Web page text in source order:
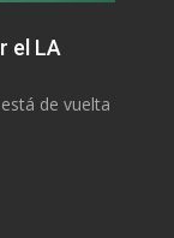
el LA
de vuelta